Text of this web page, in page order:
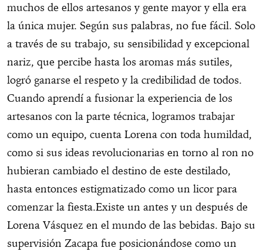
muchos de ellos artesanos y gente mayor y ella era
la única mujer. Según sus palabras, no fue fácil. Solo
a través de su trabajo, su sensibilidad y excepcional
nariz, que percibe hasta los aromas más sutiles,
logró ganarse el respeto y la credibilidad de todos.
Cuando aprendí a fusionar la experiencia de los
artesanos con la parte técnica, logramos trabajar
como un equipo, cuenta Lorena con toda humildad,
como si sus ideas revolucionarias en torno al ron no
hubieran cambiado el destino de este destilado,
hasta entonces estigmatizado como un licor para
comenzar la fiesta.Existe un antes y un después de
Lorena Vásquez en el mundo de las bebidas. Bajo su
supervisión Zacapa fue posicionándose como un